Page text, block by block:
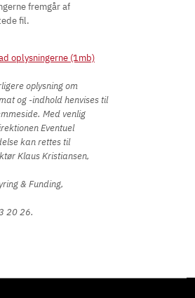
fremgår af
fil.
oplysningerne (1mb)
oplysning om
og -indhold henvises til
Med venlig
Eventuel
kan rettes til
Klaus Kristiansen,
& Funding,
20 26.